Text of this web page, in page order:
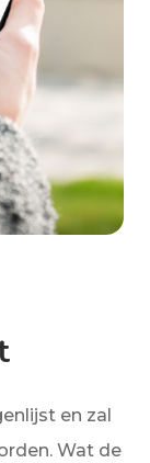
en zal
Wat de